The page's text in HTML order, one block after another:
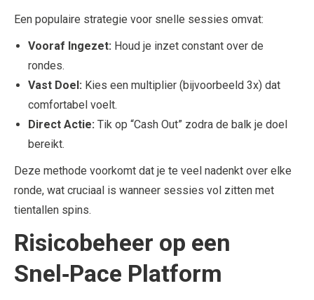
Een populaire strategie voor snelle sessies omvat:
Vooraf Ingezet: Houd je inzet constant over de
rondes.
Vast Doel: Kies een multiplier (bijvoorbeeld 3x) dat
comfortabel voelt.
Direct Actie: Tik op “Cash Out” zodra de balk je doel
bereikt.
Deze methode voorkomt dat je te veel nadenkt over elke
ronde, wat cruciaal is wanneer sessies vol zitten met
tientallen spins.
Risicobeheer op een
Snel‑Pace Platform